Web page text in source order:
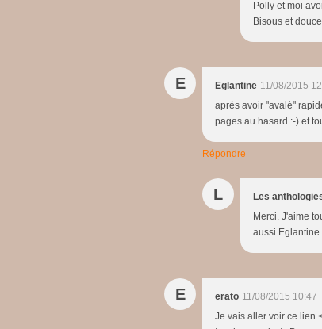
Polly et moi
Bisous et
E Eglantine 11/08/2015
après avoir "avalé"
pages au hasard :-) et
Répondre
L Les
Merci. J'aime
aussi Eglantine.
E erato 11/08/2015 10:47
Je vais aller voir ce